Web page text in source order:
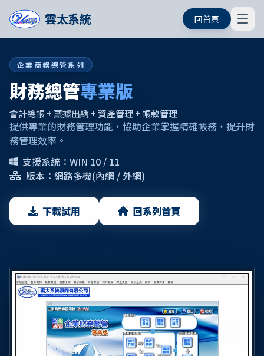
雲太系統 回首頁
企業商務總管系列
財務總管專業版
會計總帳 + 票據出納 + 資產管理 + 帳款管理
提供專業的財務管理功能，協助企業掌握精確帳務，提升財
務管理效率。
支援系統：WIN 10 / 11
版本：網路多機(內網 / 外網)
下載試用 回系列首頁